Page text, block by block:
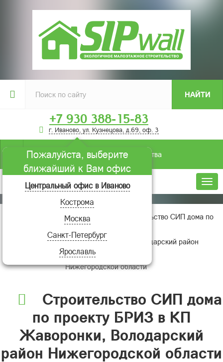
НАЙТИ
+7 930 388-15-83
г. Иваново, ул. Кузнецова, д.69, оф. 3
Пожалуйста, выберите
ближайший к Вам офис
Центральный офис в Иваново
Кострома
Москва
Санкт-Петербург
Ярославль
Условия строительства
Меню
Отзывы Строительство СИП дома по
проекту БРИЗ в КП Жаворонки, Володарский район
Нижегородской области
Строительство СИП дома
по проекту БРИЗ в КП
Жаворонки, Володарский
район Нижегородской области